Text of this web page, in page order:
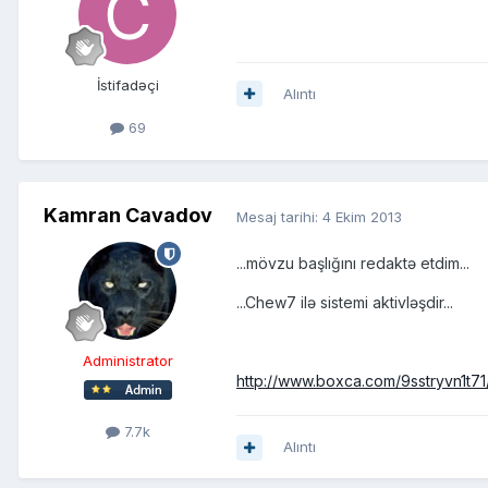
İstifadəçi
69
Alıntı
Kamran Cavadov
Administrator
7.7k
Mesaj tarihi: 4 Ekim 2013
...mövzu başlığını redaktə etdim...
...Chew7 ilə sistemi aktivləşdir...
http://www.boxca.com/
Alıntı